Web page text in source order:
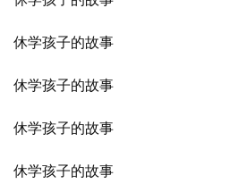
休学孩子的故事
休学孩子的故事
休学孩子的故事
休学孩子的故事